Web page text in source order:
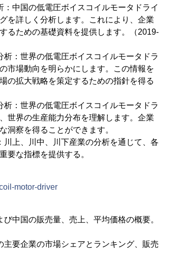
中国の低電圧ボイスコイルモータドライ
を詳しく分析します。これにより、企業
るための基礎資料を提供します。（2019-
析：世界の低電圧ボイスコイルモータドラ
市場動向を明らかにします。この情報を
の拡大戦略を策定するための指針を得る
析：世界の低電圧ボイスコイルモータドラ
世界の生産能力分布を理解します。企業
洞察を得ることができます。
川上、川中、川下産業の分析を通じて、各
要な指標を提供する。
motor-driver
中国の販売量、売上、平均価格の概要。
要企業の市場シェアとランキング、販売